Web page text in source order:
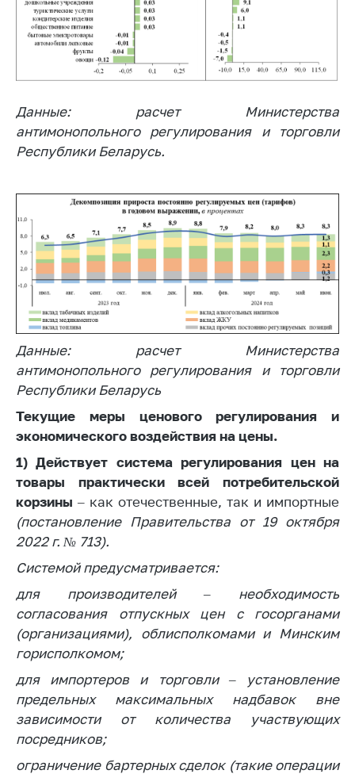
Данные: расчет Министерства
антимонопольного регулирования и торговли
Республики Беларусь.
Данные: расчет Министерства
антимонопольного регулирования и торговли
Республики Беларусь
Текущие меры ценового регулирования и
экономического воздействия на цены.
1) Действует система регулирования цен на
товары практически всей потребительской
корзины – как отечественные, так и импортные
(постановление Правительства от 19 октября
2022 г. № 713).
Системой предусматривается:
для производителей – необходимость
согласования отпускных цен с госорганами
(организациями), облисполкомами и Минским
горисполкомом;
для импортеров и торговли – установление
предельных максимальных надбавок вне
зависимости от количества участвующих
посредников;
ограничение бартерных сделок (такие операции